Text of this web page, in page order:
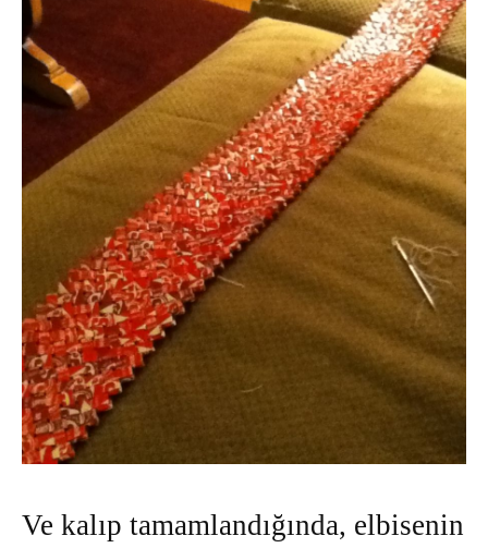
Ve kalıp tamamlandığında, elbisenin